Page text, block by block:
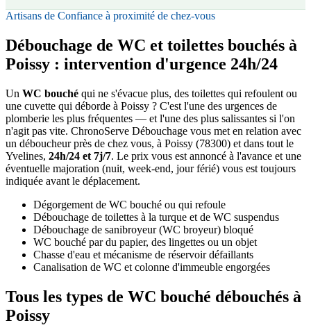
Artisans de Confiance à proximité de chez-vous
Débouchage de WC et toilettes bouchés à
Poissy : intervention d'urgence 24h/24
Un WC bouché qui ne s'évacue plus, des toilettes qui refoulent ou
une cuvette qui déborde à Poissy ? C'est l'une des urgences de
plomberie les plus fréquentes — et l'une des plus salissantes si l'on
n'agit pas vite. ChronoServe Débouchage vous met en relation avec
un déboucheur près de chez vous, à Poissy (78300) et dans tout le
Yvelines, 24h/24 et 7j/7. Le prix vous est annoncé à l'avance et une
éventuelle majoration (nuit, week-end, jour férié) vous est toujours
indiquée avant le déplacement.
Dégorgement de WC bouché ou qui refoule
Débouchage de toilettes à la turque et de WC suspendus
Débouchage de sanibroyeur (WC broyeur) bloqué
WC bouché par du papier, des lingettes ou un objet
Chasse d'eau et mécanisme de réservoir défaillants
Canalisation de WC et colonne d'immeuble engorgées
Tous les types de WC bouché débouchés à
Poissy